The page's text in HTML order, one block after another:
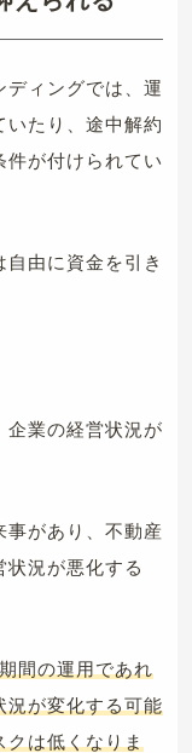
ィングでは、運
いたり、途中解約
が付けられてい
由に資金を引き
企業の経営状況が
事があり、不動産
状況が悪化する
間の運用であれ
況が変化する可能
は低くなりま